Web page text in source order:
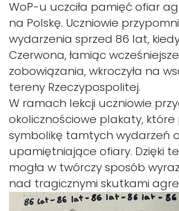
WoP-u uczciła pamięć ofiar
na Polskę. Uczniowie
wydarzenia sprzed 86 lat,
Czerwona, łamiąc wcześniejsze
zobowiązania, wkroczyła na
tereny Rzeczypospolitej.
W ramach lekcji uczniowie
okolicznościowe plakaty, które
symbolikę tamtych wydarzeń
upamiętniające ofiary. Dzięki
mogła w twórczy sposób
nad tragicznymi skutkami